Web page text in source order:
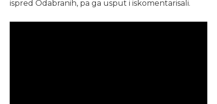
ispred Odabranih, pa ga usput i iskomentarisali.